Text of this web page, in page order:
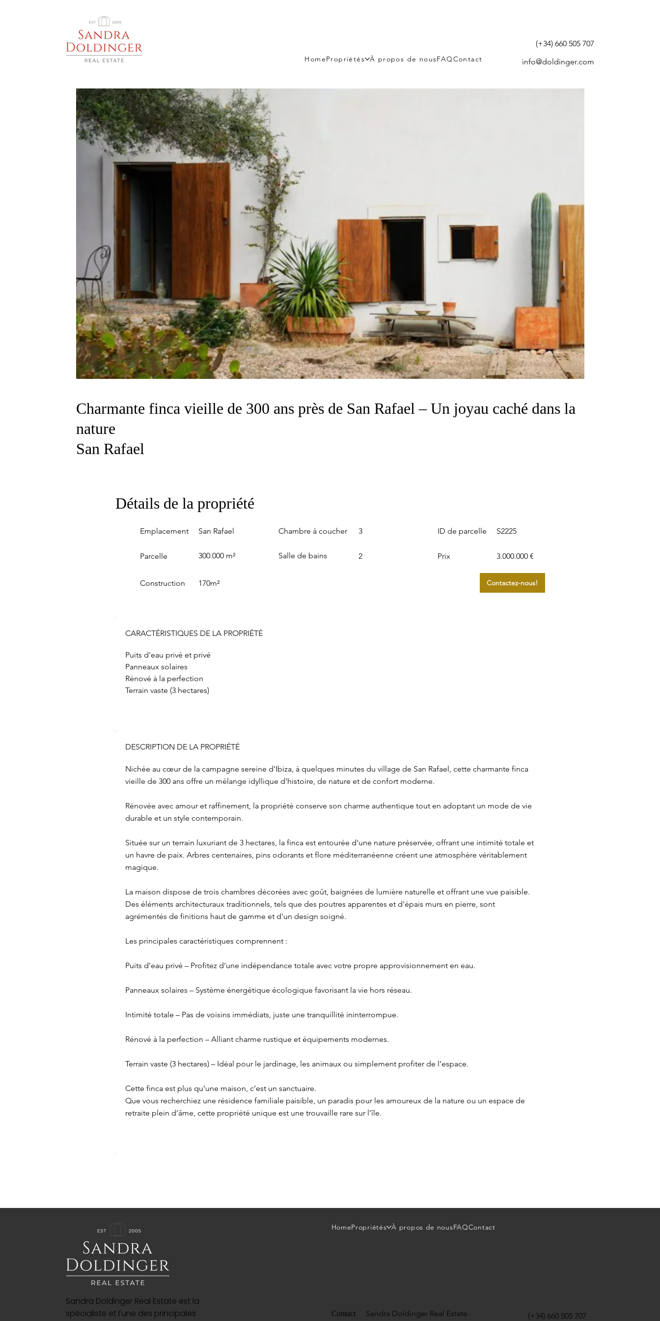
HomePropriétés À propos de nousFAQContact info@doldinger.com
(+34) 660 505 707
Charmante finca vieille de 300 ans près de San Rafael – Un joyau caché dans la
nature
San Rafael
Détails de la propriété
Emplacement
Parcelle
Construction
San Rafael
300.000 m²
170m²
Chambre à coucher
Salle de bains
3
2
ID de parcelle
Prix
S2225
3.000.000 €
Contactez-nous!
CARACTÉRISTIQUES DE LA PROPRIÉTÉ
Puits d'eau privé et privé
Panneaux solaires
Rénové à la perfection
Terrain vaste (3 hectares)
DESCRIPTION DE LA PROPRIÉTÉ
Nichée au cœur de la campagne sereine d'Ibiza, à quelques minutes du village de San Rafael, cette charmante finca
vieille de 300 ans offre un mélange idyllique d'histoire, de nature et de confort moderne.
Rénovée avec amour et raffinement, la propriété conserve son charme authentique tout en adoptant un mode de vie
durable et un style contemporain.
Située sur un terrain luxuriant de 3 hectares, la finca est entourée d'une nature préservée, offrant une intimité totale et
un havre de paix. Arbres centenaires, pins odorants et flore méditerranéenne créent une atmosphère véritablement
magique.
La maison dispose de trois chambres décorées avec goût, baignées de lumière naturelle et offrant une vue paisible.
Des éléments architecturaux traditionnels, tels que des poutres apparentes et d'épais murs en pierre, sont
agrémentés de finitions haut de gamme et d'un design soigné.
Les principales caractéristiques comprennent :
Puits d’eau privé – Profitez d’une indépendance totale avec votre propre approvisionnement en eau.
Panneaux solaires – Système énergétique écologique favorisant la vie hors réseau.
Intimité totale – Pas de voisins immédiats, juste une tranquillité ininterrompue.
Rénové à la perfection – Alliant charme rustique et équipements modernes.
Terrain vaste (3 hectares) – Idéal pour le jardinage, les animaux ou simplement profiter de l’espace.
Cette finca est plus qu’une maison, c’est un sanctuaire.
Que vous recherchiez une résidence familiale paisible, un paradis pour les amoureux de la nature ou un espace de
retraite plein d'âme, cette propriété unique est une trouvaille rare sur l'île.
Sandra Doldinger Real Estate est la
spécialiste et l'une des principales
HomePropriétés À propos de nousFAQContact
Contact Sandra Doldinger Real Estate (+34) 660 505 707